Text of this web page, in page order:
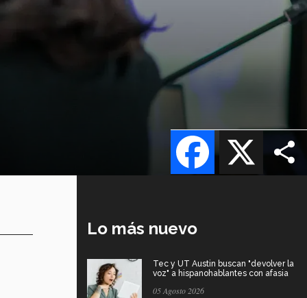
X
Facebook
Lo más nuevo
Tec y UT Austin buscan "devolver la
voz" a hispanohablantes con afasia
05 Agosto 2026